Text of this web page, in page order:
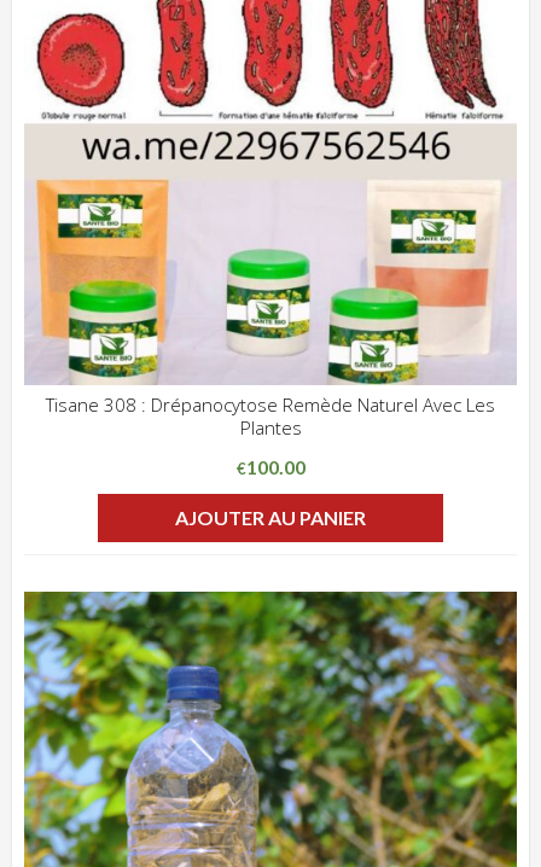
Tisane 308 : Drépanocytose Remède Naturel Avec Les
Plantes
€100.00
AJOUTER AU PANIER